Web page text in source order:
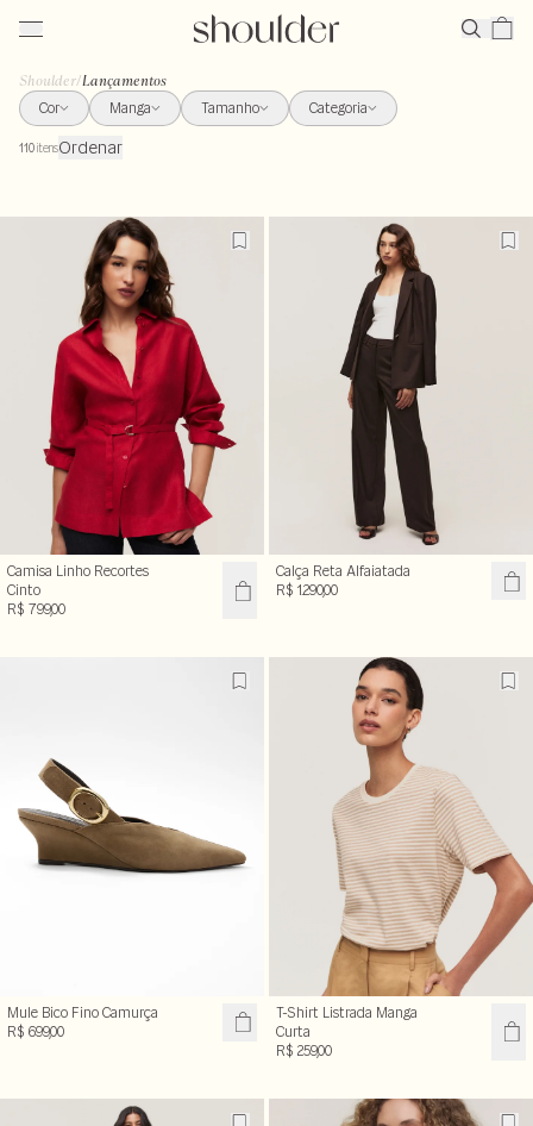
Shoulder/Lançamentos
Cor
Manga Tamanho Categoria
110itensOrdenar
Camisa Linho Recortes
Cinto
R$ 799,00
Calça Reta Alfaiatada
R$ 1.290,00
Mule Bico Fino Camurça
R$ 699,00
T-Shirt Listrada Manga
Curta
R$ 259,00